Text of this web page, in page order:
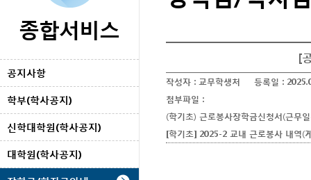
종합서비스
공지사항
학부(학사공지)
신학대학원(학사공지)
대학원(학사공지)
[
작성자 : 교무학생처 등록일 :
첨부파일 :
(학기초) 근로봉사장학금신청서(근무
[학기초] 2025-2 교내 근로봉사 내역(